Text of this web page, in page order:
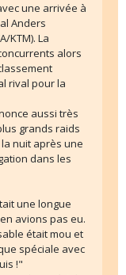
une arrivée à
Anders
KTM). La
alors
rival pour la
aussi très
grands raids
nuit après une
dans les
une longue
avions pas eu.
était mou et
spéciale avec
!"